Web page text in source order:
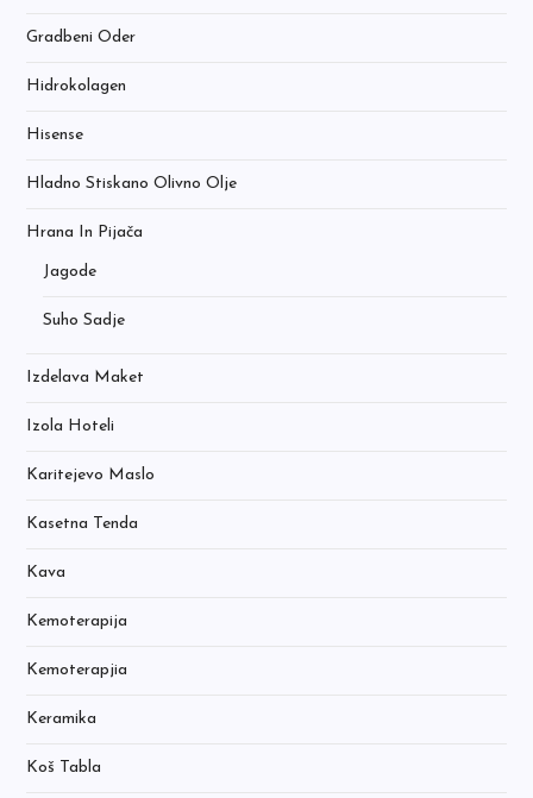
Gradbeni Oder
Hidrokolagen
Hisense
Hladno Stiskano Olivno Olje
Hrana In Pijača
Jagode
Suho Sadje
Izdelava Maket
Izola Hoteli
Karitejevo Maslo
Kasetna Tenda
Kava
Kemoterapija
Kemoterapjia
Keramika
Koš Tabla